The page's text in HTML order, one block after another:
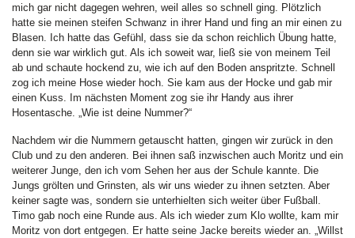
mich gar nicht dagegen wehren, weil alles so schnell ging. Plötzlich
hatte sie meinen steifen Schwanz in ihrer Hand und fing an mir einen zu
Blasen. Ich hatte das Gefühl, dass sie da schon reichlich Übung hatte,
denn sie war wirklich gut. Als ich soweit war, ließ sie von meinem Teil
ab und schaute hockend zu, wie ich auf den Boden anspritzte. Schnell
zog ich meine Hose wieder hoch. Sie kam aus der Hocke und gab mir
einen Kuss. Im nächsten Moment zog sie ihr Handy aus ihrer
Hosentasche. „Wie ist deine Nummer?“
Nachdem wir die Nummern getauscht hatten, gingen wir zurück in den
Club und zu den anderen. Bei ihnen saß inzwischen auch Moritz und ein
weiterer Junge, den ich vom Sehen her aus der Schule kannte. Die
Jungs grölten und Grinsten, als wir uns wieder zu ihnen setzten. Aber
keiner sagte was, sondern sie unterhielten sich weiter über Fußball.
Timo gab noch eine Runde aus. Als ich wieder zum Klo wollte, kam mir
Moritz von dort entgegen. Er hatte seine Jacke bereits wieder an. „Willst